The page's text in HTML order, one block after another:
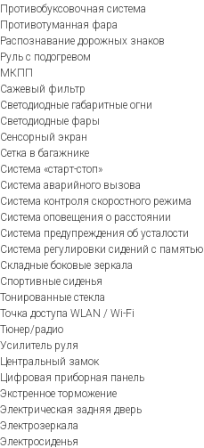
Противобуксовочная система
Противотуманная фара
Распознавание дорожных знаков
Руль с подогревом
МКПП
Сажевый фильтр
Светодиодные габаритные огни
Светодиодные фары
Сенсорный экран
Сетка в багажнике
Система «старт-стоп»
Система аварийного вызова
Система контроля скоростного режима
Система оповещения о расстоянии
Система предупреждения об усталости
Система регулировки сидений с памятью
Складные боковые зеркала
Спортивные сиденья
Тонированные стекла
Точка доступа WLAN / Wi-Fi
Тюнер/радио
Усилитель руля
Центральный замок
Цифровая приборная панель
Экстренное торможение
Электрическая задняя дверь
Электрозеркала
Электросиденья